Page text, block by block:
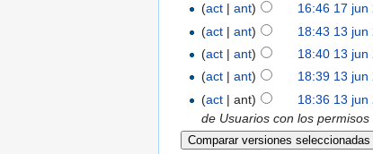
(act |ant) 16:46 17 jun
(act |ant) 18:43 13 jun
(act |ant) 18:40 13 jun
(act |ant) 18:39 13 jun
(act | ant) 18:36 13 jun
de Usuarios con los